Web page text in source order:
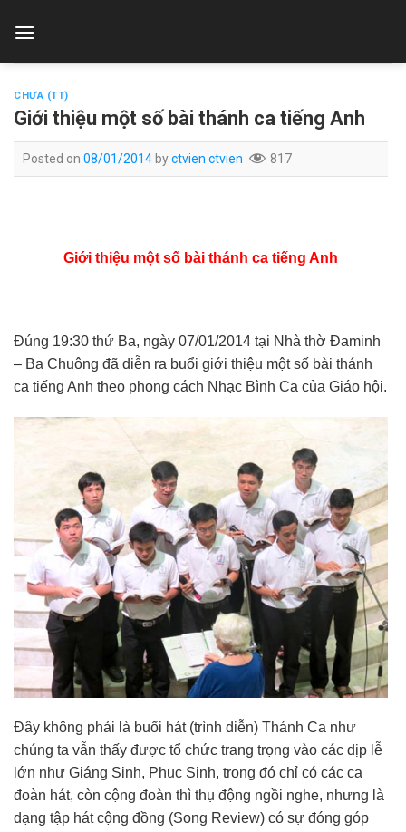
CHƯA (TT)
Giới thiệu một số bài thánh ca tiếng Anh
Posted on 08/01/2014byctvien ctvien 817
Giới thiệu một số bài thánh ca tiếng Anh
Đúng 19:30 thứ Ba, ngày 07/01/2014 tại Nhà thờ Đaminh
– Ba Chuông đã diễn ra buổi giới thiệu một số bài thánh
ca tiếng Anh theo phong cách Nhạc Bình Ca của Giáo hội.
Đây không phải là buổi hát (trình diễn) Thánh Ca như
chúng ta vẫn thấy được tổ chức trang trọng vào các dịp lễ
lớn như Giáng Sinh, Phục Sinh, trong đó chỉ có các ca
đoàn hát, còn cộng đoàn thì thụ động ngồi nghe, nhưng là
dạng tập hát cộng đồng (Song Review) có sự đóng góp